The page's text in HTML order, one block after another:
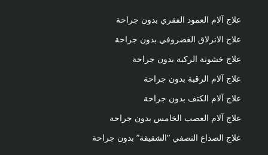
علاج آلام العمود الفقري بدون جراحة
علاج الانزلاق الغضروفي بدون جراحة
علاج خشونة الركبة بدون جراحة
علاج آلام الرقبة بدون جراحة
علاج آلام الكتف بدون جراحة
علاج آلام العصب الخامس بدون جراحة
علاج الصداع النصفي “الشقيقة” بدون جراحة